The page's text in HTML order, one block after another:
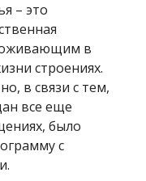
– это
в
строениях.
в связи с тем,
все еще
было
с